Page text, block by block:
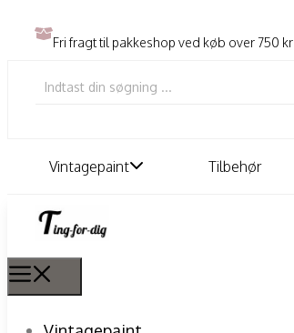
Fri fragt til pakkeshop ved køb over 750 kr
Vintagepaint Tilbehør